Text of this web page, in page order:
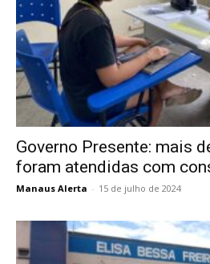
Governo Presente: mais
foram atendidas com
Manaus Alerta - 15 de julho de 2024